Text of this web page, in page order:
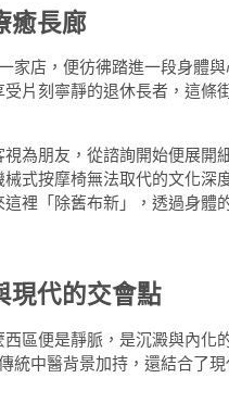
癒長廊
家店，便彷彿踏進一段身體
片刻寧靜的退休長者，這條
為朋友，從諮詢開始便展開
式按摩椅無法取代的文化深
裡「除舊布新」，透過身體
現代的交會點
區便是靜脈，是沉澱與內化
統中醫背景加持，還結合了